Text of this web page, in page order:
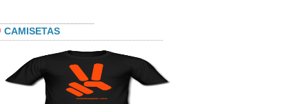
CAMISETAS